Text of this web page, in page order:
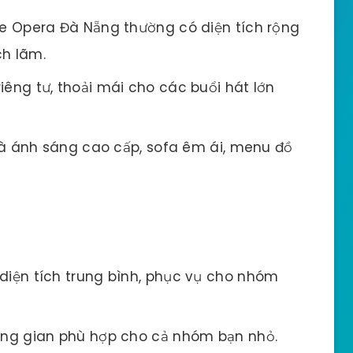
Opera Đà Nẵng thường có diện tích rộng
lãm.
tư, thoải mái cho các buổi hát lớn
sáng cao cấp, sofa êm ái, menu đồ
tích trung bình, phục vụ cho nhóm
gian phù hợp cho cả nhóm bạn nhỏ.